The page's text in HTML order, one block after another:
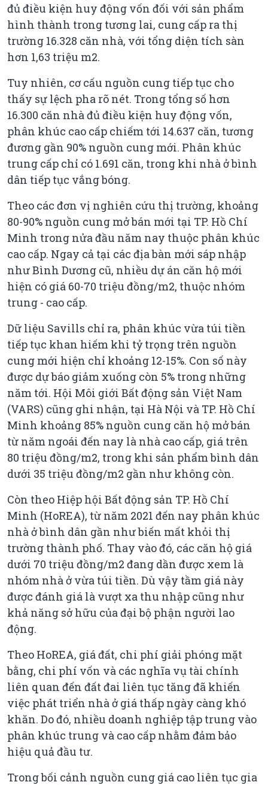
đủ điều kiện huy động vốn đối với sản phẩm
hình thành trong tương lai, cung cấp ra thị
trường 16.328 căn nhà, với tổng diện tích sàn
hơn 1,63 triệu m2.
Tuy nhiên, cơ cấu nguồn cung tiếp tục cho
thấy sự lệch pha rõ nét. Trong tổng số hơn
16.300 căn nhà đủ điều kiện huy động vốn,
phân khúc cao cấp chiếm tới 14.637 căn, tương
đương gần 90% nguồn cung mới. Phân khúc
trung cấp chỉ có 1.691 căn, trong khi nhà ở bình
dân tiếp tục vắng bóng.
Theo các đơn vị nghiên cứu thị trường, khoảng
80-90% nguồn cung mở bán mới tại TP. Hồ Chí
Minh trong nửa đầu năm nay thuộc phân khúc
cao cấp. Ngay cả tại các địa bàn mới sáp nhập
như Bình Dương cũ, nhiều dự án căn hộ mới
hiện có giá 60-70 triệu đồng/m2, thuộc nhóm
trung - cao cấp.
Dữ liệu Savills chỉ ra, phân khúc vừa túi tiền
tiếp tục khan hiếm khi tỷ trọng trên nguồn
cung mới hiện chỉ khoảng 12-15%. Con số này
được dự báo giảm xuống còn 5% trong những
năm tới. Hội Môi giới Bất động sản Việt Nam
(VARS) cũng ghi nhận, tại Hà Nội và TP. Hồ Chí
Minh khoảng 85% nguồn cung căn hộ mở bán
từ năm ngoái đến nay là nhà cao cấp, giá trên
80 triệu đồng/m2, trong khi sản phẩm bình dân
dưới 35 triệu đồng/m2 gần như không còn.
Còn theo Hiệp hội Bất động sản TP. Hồ Chí
Minh (HoREA), từ năm 2021 đến nay phân khúc
nhà ở bình dân gần như biến mất khỏi thị
trường thành phố. Thay vào đó, các căn hộ giá
dưới 70 triệu đồng/m2 đang dần được xem là
nhóm nhà ở vừa túi tiền. Dù vậy tầm giá này
được đánh giá là vượt xa thu nhập cũng như
khả năng sở hữu của đại bộ phận người lao
động.
Theo HoREA, giá đất, chi phí giải phóng mặt
bằng, chi phí vốn và các nghĩa vụ tài chính
liên quan đến đất đai liên tục tăng đã khiến
việc phát triển nhà ở giá thấp ngày càng khó
khăn. Do đó, nhiều doanh nghiệp tập trung vào
phân khúc trung và cao cấp nhằm đảm bảo
hiệu quả đầu tư.
Trong bối cảnh nguồn cung giá cao liên tục gia